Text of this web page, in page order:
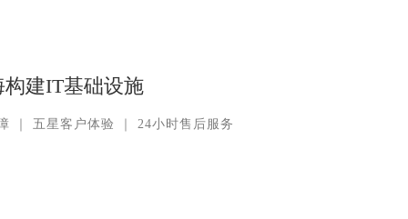
建IT基础设施
五星客户体验 24小时售后服务